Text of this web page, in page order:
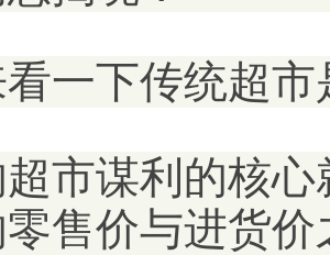
一下传统超
市谋利的核
售价与进货